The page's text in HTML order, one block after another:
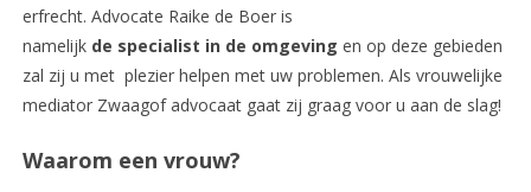
erfrecht. Advocate Raike de Boer is
namelijkde specialist in de omgeving en op deze gebieden
zal zij u met plezier helpen met uw problemen. Als vrouwelijke
mediator Zwaagof advocaat gaat zij graag voor u aan de slag!
Waarom een vrouw?